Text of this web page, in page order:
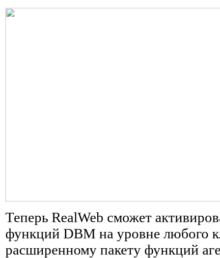
Теперь RealWeb сможет
функций DBM на уровне любого
расширенному пакету функций